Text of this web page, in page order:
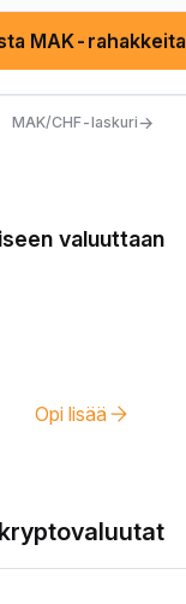
MAK-rahakkeita
MAK/CHF-laskuri→
valuuttaan
Opi lisää